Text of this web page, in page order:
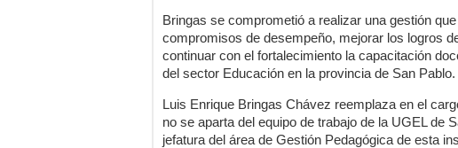
Bringas se comprometió a realizar una gestión
compromisos de desempeño, mejorar los logros
continuar con el fortalecimiento la capacitación
del sector Educación en la provincia de San Pablo.
Luis Enrique Bringas Chávez reemplaza en el
no se aparta del equipo de trabajo de la UGEL de
jefatura del área de Gestión Pedagógica de esta